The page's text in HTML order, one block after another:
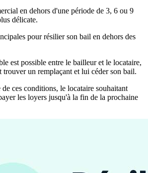
en dehors d'une période de 3, 6 ou 9
délicate.
pour résilier son bail en dehors des
est possible entre le bailleur et le locataire,
trouver un remplaçant et lui céder son bail.
de ces conditions, le locataire souhaitant
les loyers jusqu'à la fin de la prochaine